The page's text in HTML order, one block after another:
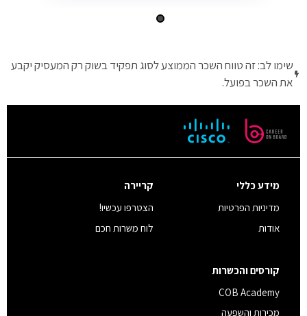
שימו לב: זה טווח השכר הממוצע לסוג תפקיד בשוק רק המעסיק יקבע
את השכר בפועל.
מידע כללי
מדיניות הפרטיות
אודות
קריירה
הצטרפו עכשיו!
לוח משרות חכם
קורסים והכשרות
COB Academy
מכירות והשפעה